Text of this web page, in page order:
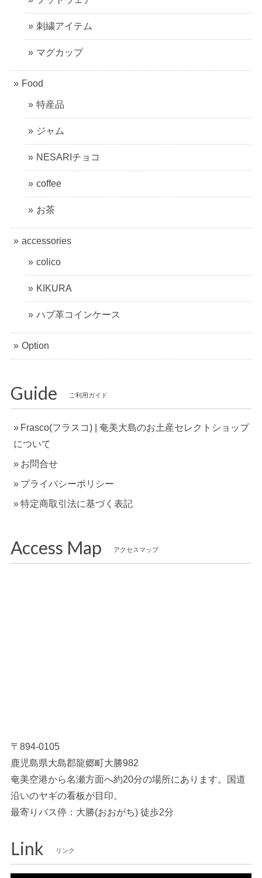
刺繍アイテム
マグカップ
Food
特産品
ジャム
NESARIチョコ
coffee
お茶
accessories
colico
KIKURA
ハブ革コインケース
Option
Guide ご利用ガイド
Frasco(フラスコ) | 奄美大島のお土産セレクトショップ
について
お問合せ
プライバシーポリシー
特定商取引法に基づく表記
Access Map アクセスマップ
〒894-0105
鹿児島県大島郡龍郷町大勝982
奄美空港から名瀬方面へ約20分の場所にあります。国道
沿いのヤギの看板が目印。
最寄りバス停：大勝(おおがち) 徒歩2分
Link リンク